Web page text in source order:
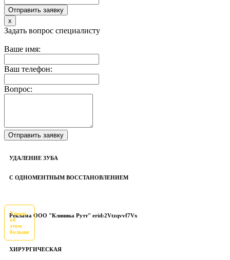
x
Задать вопрос специалисту
Ваше имя:
Ваш телефон:
Вопрос:
УДАЛЕНИЕ ЗУБА
С ОДНОМЕНТНЫМ ВОССТАНОВЛЕНИЕМ
Реклама ООО "Клиника Рутт" erid:2Vtzqvvf7Vx
Узнать
об
этом
больше
ХИРУРГИЧЕСКАЯ